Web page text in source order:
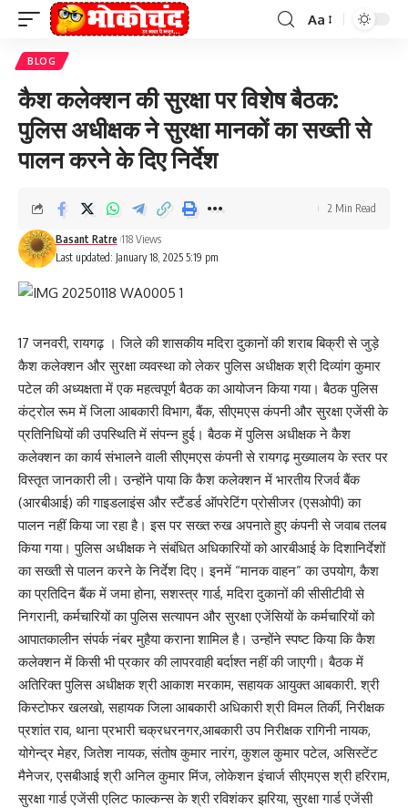
Font
Aa
BLOG
कैश कलेक्शन की सुरक्षा पर विशेष बैठक:
पुलिस अधीक्षक ने सुरक्षा मानकों का सख्ती से
पालन करने के दिए निर्देश
Last updated: January 18, 2025 5:19 pm
Basant Ratre 118 Views
2 Min Read
17 जनवरी, रायगढ़ । जिले की शासकीय मदिरा दुकानों की शराब बिक्री से जुड़े
कैश कलेक्शन और सुरक्षा व्यवस्था को लेकर पुलिस अधीक्षक श्री दिव्यांग कुमार
पटेल की अध्यक्षता में एक महत्वपूर्ण बैठक का आयोजन किया गया। बैठक पुलिस
कंट्रोल रूम में जिला आबकारी विभाग, बैंक, सीएमएस कंपनी और सुरक्षा एजेंसी के
प्रतिनिधियों की उपस्थिति में संपन्न हुई। बैठक में पुलिस अधीक्षक ने कैश
कलेक्शन का कार्य संभालने वाली सीएमएस कंपनी से रायगढ़ मुख्यालय के स्तर पर
विस्तृत जानकारी ली। उन्होंने पाया कि कैश कलेक्शन में भारतीय रिजर्व बैंक
(आरबीआई) की गाइडलाइंस और स्टैंडर्ड ऑपरेटिंग प्रोसीजर (एसओपी) का
पालन नहीं किया जा रहा है। इस पर सख्त रुख अपनाते हुए कंपनी से जवाब तलब
किया गया। पुलिस अधीक्षक ने संबंधित अधिकारियों को आरबीआई के दिशानिर्देशों
का सख्ती से पालन करने के निर्देश दिए। इनमें “मानक वाहन” का उपयोग, कैश
का प्रतिदिन बैंक में जमा होना, सशस्त्र गार्ड, मदिरा दुकानों की सीसीटीवी से
निगरानी, कर्मचारियों का पुलिस सत्यापन और सुरक्षा एजेंसियों के कर्मचारियों को
आपातकालीन संपर्क नंबर मुहैया कराना शामिल है। उन्होंने स्पष्ट किया कि कैश
कलेक्शन में किसी भी प्रकार की लापरवाही बर्दाश्त नहीं की जाएगी। बैठक में
अतिरिक्त पुलिस अधीक्षक श्री आकाश मरकाम, सहायक आयुक्त आबकारी. श्री
किस्टोफर खलखो, सहायक जिला आबकारी अधिकारी श्री विमल तिर्की, निरीक्षक
प्रशांत राव, थाना प्रभारी चक्रधरनगर,आबकारी उप निरीक्षक रागिनी नायक,
योगेन्द्र मेहर, जितेश नायक, संतोष कुमार नारंग, कुशल कुमार पटेल, असिस्टेंट
मैनेजर, एसबीआई श्री अनिल कुमार मिंज, लोकेशन इंचार्ज सीएमएस श्री हरिराम,
सुरक्षा गार्ड एजेंसी एलिट फाल्कन्स के श्री रविशंकर झरिया, सुरक्षा गार्ड एजेंसी